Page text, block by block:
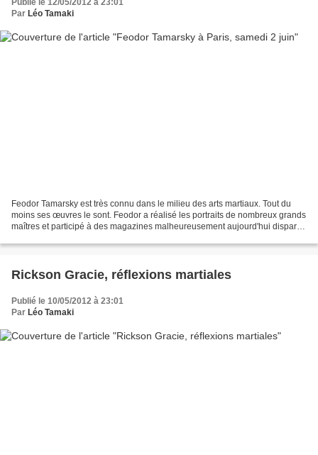
Publié le 12/05/2012 à 23:01
Par Léo Tamaki
Feodor Tamarsky est très connu dans le milieu des arts martiaux. Tout du
moins ses œuvres le sont. Feodor a réalisé les portraits de nombreux grands
maîtres et participé à des magazines malheureusement aujourd'hui disparus
Rickson Gracie, réflexions martiales
Publié le 10/05/2012 à 23:01
Par Léo Tamaki